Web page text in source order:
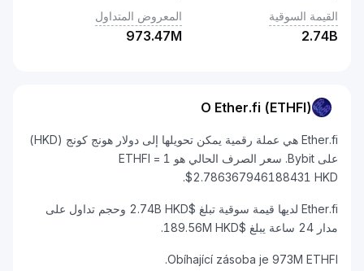
القيمة السوقية
2.74B
المعروض المتداول
973.47M
O Ether.fi (ETHFI)
Ether.fi هي عملة رقمية يمكن تحويلها إلى دولار هونج كونج (HKD)
على Bybit. سعر الصرف الحالي هو 1 ETHFI =
$2.786367946188431 HKD.
Ether.fi لديها قيمة سوقية تبلغ $2.74B HKD وحجم تداول على
مدار 24 ساعة يبلغ $189.56M HKD.
Obíhající zásoba je 973M ETHFI.